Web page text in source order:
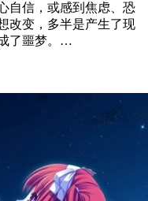
自信，或感到焦虑、恐
改变，多半是产生了现
了噩梦。…